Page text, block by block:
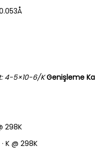
4-5×10-6/K Genişleme
298K
K @ 298K